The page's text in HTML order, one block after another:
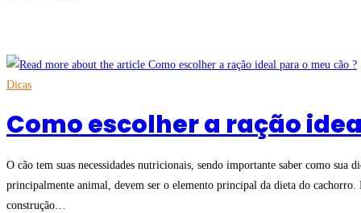
Dicas
Como escolher a ração
O cão tem suas necessidades nutricionais, sendo importante saber como sua
principalmente animal, devem ser o elemento principal da dieta do cachorro.
construção…